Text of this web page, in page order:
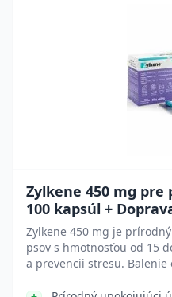
Zylkene 450 mg pre
100 kapsúl +
Zylkene 450 mg je
psov s hmotnosťou od 15
a prevencii stresu. Balenie